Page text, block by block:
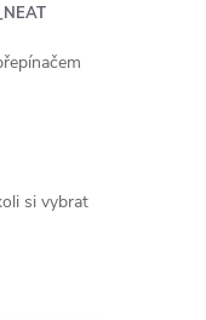
si vybrat